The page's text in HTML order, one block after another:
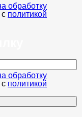
обработку
политикой
обработку
политикой